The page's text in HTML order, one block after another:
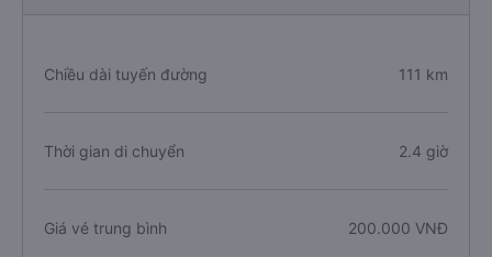
Chiều dài tuyến đường 111 km
Thời gian di chuyển 2.4 giờ
Giá vé trung bình 200.000 VNĐ